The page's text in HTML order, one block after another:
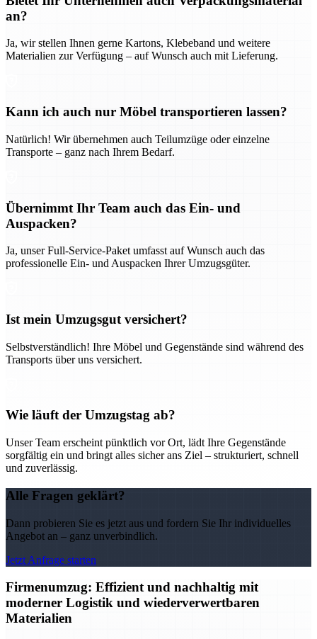
an?
Ja, wir stellen Ihnen gerne Kartons, Klebeband und weitere
Materialien zur Verfügung – auf Wunsch auch mit Lieferung.
Kann ich auch nur Möbel transportieren lassen?
Natürlich! Wir übernehmen auch Teilumzüge oder einzelne
Transporte – ganz nach Ihrem Bedarf.
Übernimmt Ihr Team auch das Ein- und
Auspacken?
Ja, unser Full-Service-Paket umfasst auf Wunsch auch das
professionelle Ein- und Auspacken Ihrer Umzugsgüter.
Ist mein Umzugsgut versichert?
Selbstverständlich! Ihre Möbel und Gegenstände sind während des
Transports über uns versichert.
Wie läuft der Umzugstag ab?
Unser Team erscheint pünktlich vor Ort, lädt Ihre Gegenstände
sorgfältig ein und bringt alles sicher ans Ziel – strukturiert, schnell
und zuverlässig.
Alle Fragen geklärt?
Dann probieren Sie es jetzt aus und fordern Sie Ihr individuelles
Angebot an – ganz unverbindlich.
Jetzt Anfrage starten
Firmenumzug: Effizient und nachhaltig mit
moderner Logistik und wiederverwertbaren
Materialien